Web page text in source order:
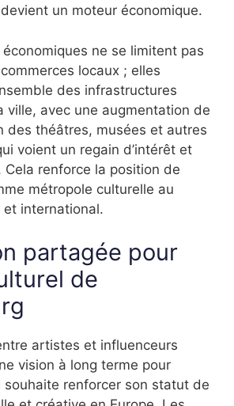
un moteur économique.
ne se limitent pas
locaux ; elles
des infrastructures
ville, avec une augmentation de
des théâtres, musées et autres
voient un regain d’intérêt et
Cela renforce la position de
métropole culturelle au
international.
partagée pour
de
artistes et influenceurs
vision à long terme pour
souhaite renforcer son statut de